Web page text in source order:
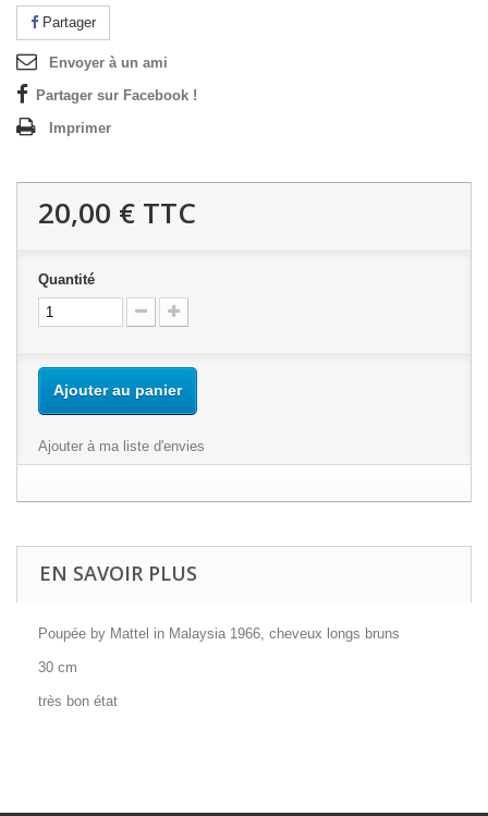
Partager
Envoyer à un ami
Partager sur Facebook !
Imprimer
20,00 € TTC
Quantité
Ajouter au panier
Ajouter à ma liste d'envies
EN SAVOIR PLUS
Poupée by Mattel in Malaysia 1966, cheveux longs bruns
30 cm
très bon état